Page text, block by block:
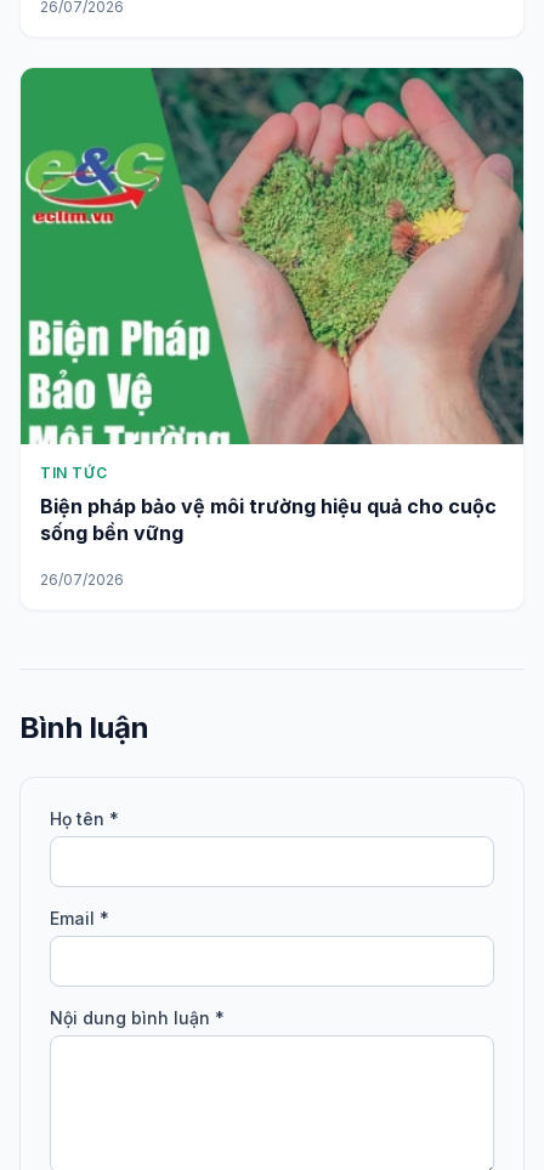
26/07/2026
TIN TỨC
Biện pháp bảo vệ môi trường hiệu quả cho cuộc
sống bền vững
26/07/2026
Bình luận
Họ tên *
Email *
Nội dung bình luận *